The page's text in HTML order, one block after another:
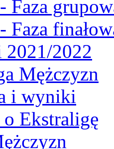
Faza
Faza
2022
Mężczyzn
i wyniki
o Ekstraligę